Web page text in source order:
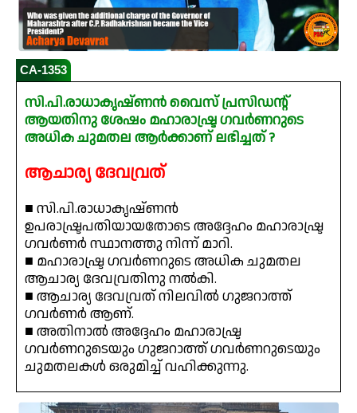
CA-1353
സി.പി.രാധാകൃഷ്ണൻ വൈസ് പ്രസിഡന്റ്
ആയതിനു ശേഷം മഹാരാഷ്ട്ര ഗവർണറുടെ
അധിക ചുമതല ആർക്കാണ് ലഭിച്ചത് ?
ആചാര്യ ദേവവ്രത്
■ സി.പി.രാധാകൃഷ്ണൻ
ഉപരാഷ്ട്രപതിയായതോടെ അദ്ദേഹം മഹാരാഷ്ട്ര
ഗവർണർ സ്ഥാനത്തു നിന്ന് മാറി.
■ മഹാരാഷ്ട്ര ഗവർണറുടെ അധിക ചുമതല
ആചാര്യ ദേവവ്രതിനു നൽകി.
■ ആചാര്യ ദേവവ്രത് നിലവിൽ ഗുജറാത്ത്
ഗവർണർ ആണ്.
■ അതിനാൽ അദ്ദേഹം മഹാരാഷ്ട്ര
ഗവർണറുടെയും ഗുജറാത്ത് ഗവർണറുടെയും
ചുമതലകൾ ഒരുമിച്ച് വഹിക്കുന്നു.